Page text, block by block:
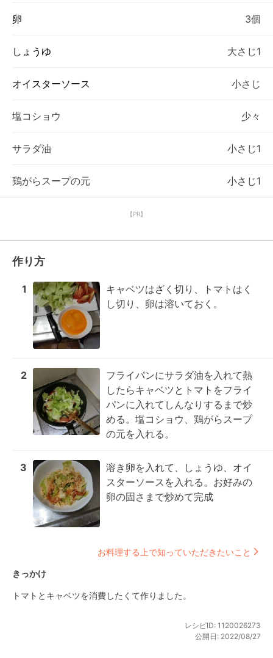
卵 3個
しょうゆ 大さじ1
オイスターソース 小さじ
塩コショウ 少々
サラダ油 小さじ1
鶏がらスープの元 小さじ1
【PR】
作り方
1
キャベツはざく切り、トマトはく
し切り、卵は溶いておく。
2
フライパンにサラダ油を入れて熱
したらキャベツとトマトをフライ
パンに入れてしんなりするまで炒
める。塩コショウ、鶏がらスープ
の元を入れる。
3
溶き卵を入れて、しょうゆ、オイ
スターソースを入れる。お好みの
卵の固さまで炒めて完成
お料理する上で知っていただきたいこと
きっかけ
トマトとキャベツを消費したくて作りました。
レシピID: 1120026273
公開日: 2022/08/27